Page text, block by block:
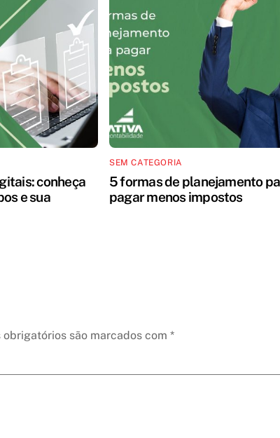
conheça
e sua
SEM CATEGORIA
5 formas de planejamento
pagar menos impostos
obrigatórios são marcados com *